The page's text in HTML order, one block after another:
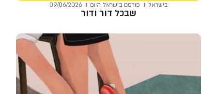
בישראל פורסם בישראל היום 09/06/2026
שבכל דור ודור